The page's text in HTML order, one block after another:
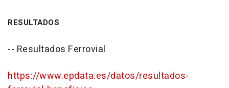
RESULTADOS
-- Resultados Ferrovial
https://www.epdata.es/datos/resultados-